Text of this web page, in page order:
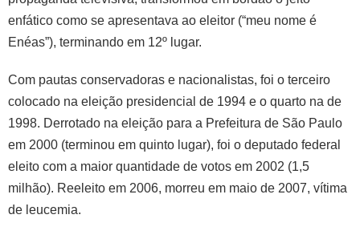
enfático como se apresentava ao eleitor (“meu nome é
Enéas”), terminando em 12º lugar.
Com pautas conservadoras e nacionalistas, foi o terceiro
colocado na eleição presidencial de 1994 e o quarto na de
1998. Derrotado na eleição para a Prefeitura de São Paulo
em 2000 (terminou em quinto lugar), foi o deputado federal
eleito com a maior quantidade de votos em 2002 (1,5
milhão). Reeleito em 2006, morreu em maio de 2007, vítima
de leucemia.